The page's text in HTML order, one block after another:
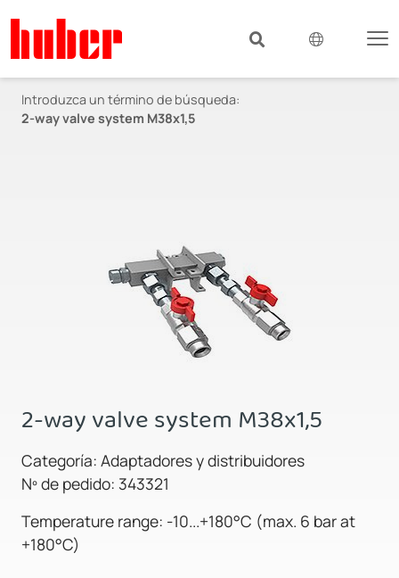
Introduzca un término de búsqueda:
2-way valve system M38x1,5
2-way valve system M38x1,5
Categoría: Adaptadores y distribuidores
Nº de pedido: 343321
Temperature range: -10...+180°C (max. 6 bar at
+180°C)